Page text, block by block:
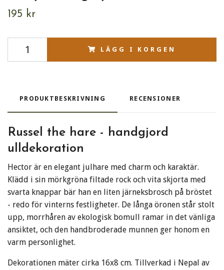
195 kr
LÄGG I KORGEN
PRODUKTBESKRIVNING RECENSIONER
Russel the hare - handgjord
ulldekoration
Hector är en elegant julhare med charm och karaktär.
Klädd i sin mörkgröna filtade rock och vita skjorta med
svarta knappar bär han en liten järneksbrosch på bröstet
- redo för vinterns festligheter. De långa öronen står stolt
upp, morrhåren av ekologisk bomull ramar in det vänliga
ansiktet, och den handbroderade munnen ger honom en
varm personlighet.
Dekorationen mäter cirka 16x8 cm. Tillverkad i Nepal av